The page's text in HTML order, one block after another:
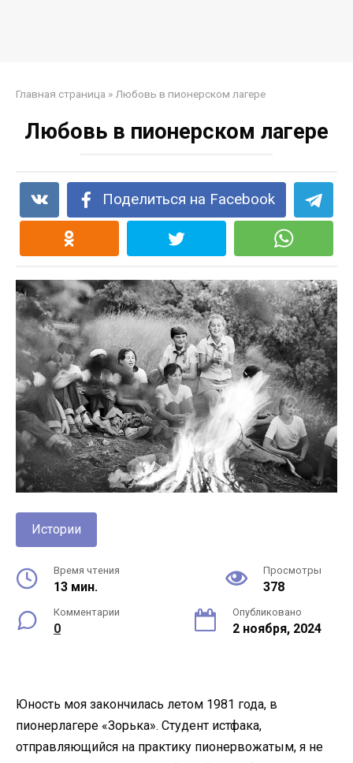
Главная страница » Любовь в пионерском лагере
Любовь в пионерском лагере
Поделиться на Facebook
Истории
Время чтения
13 мин.
Просмотры
378
Комментарии
0
Опубликовано
2 ноября, 2024
Юность моя закончилась летом 1981 года, в
пионерлагере «Зорька». Студент истфака,
отправляющийся на практику пионервожатым, я не